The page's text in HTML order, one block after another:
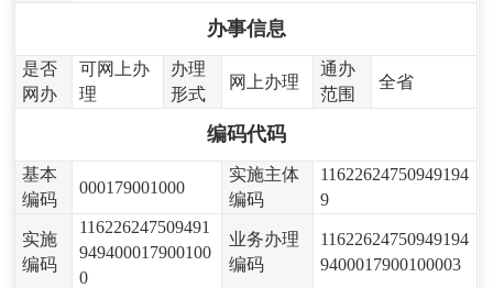
办事信息
是否
网办
可网上办
理
办理
形式
网上办理
通办
范围
全省
编码代码
基本
编码
000179001000
实施主体
编码
11622624750949194
9
实施
编码
116226247509491
949400017900100
0
业务办理
编码
11622624750949194
9400017900100003